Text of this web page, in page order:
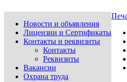
Новости и объявления
Лицензии и Сертификаты
Контакты и реквизиты
Контакты
Реквизиты
Вакансии
Охрана труда